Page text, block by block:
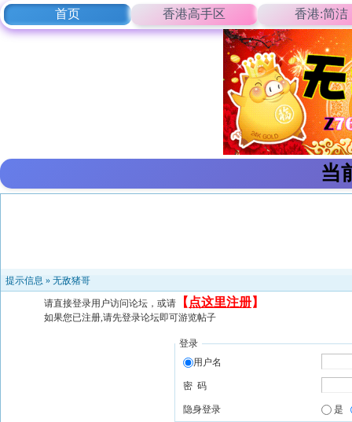
首页 香港高手区 香港:简洁
当
提示信息 » 无敌猪哥
请直接登录用户访问论坛，或请 【 点这里注册】
如果您已注册,请先登录论坛即可游览帖子
登录
用户名
密 码
隐身登录 是